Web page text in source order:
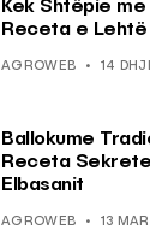
Kek Shtëpie me
Receta e Lehtë
AGROWEB 14
Ballokume
Receta
Elbasanit
AGROWEB 13